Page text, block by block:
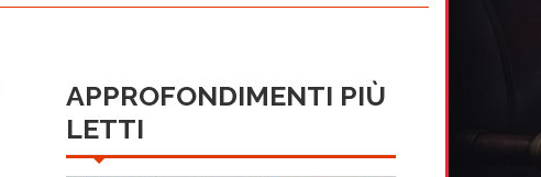
APPROFONDIMENTI PIÙ
LETTI